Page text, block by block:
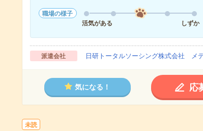
職場の様子
活気がある
しずか
派遣会社 日研トータルソーシング株式会社 メ
気になる！ 応
未読